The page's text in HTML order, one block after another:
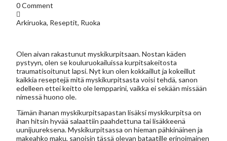
0 Comment
Arkiruoka, Reseptit, Ruoka
Olen aivan rakastunut myskikurpitsaan. Nostan käden
pystyyn, olen se kouluruokailuissa kurpitsakeitosta
traumatisoitunut lapsi. Nyt kun olen kokkaillut ja kokeillut
kaikkia reseptejä mitä myskikurpitsasta voisi tehdä, sanon
edelleen ettei keitto ole lempparini, vaikka ei sekään missään
nimessä huono ole.
Tämän ihanan myskikurpitsapastan lisäksi myskikurpitsa on
ihan hitsin hyvää salaattiin paahdettuna tai lisäkkeenä
uunijuureksena. Myskikurpitsassa on hieman pähkinäinen ja
makeahko maku, sanoisin tässä olevan bataatille erinoimainen